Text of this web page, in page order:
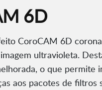
6D
CoroCAM 6D
ultravioleta.
o que permite
aos pacotes de